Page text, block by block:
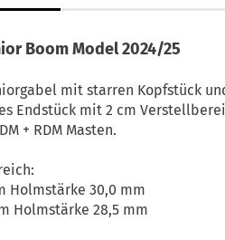
Boom Model 2024/25
mit starren Kopfstück
Endstück mit 2 cm
+ RDM Masten.
Holmstärke 30,0 mm
Holmstärke 28,5 mm